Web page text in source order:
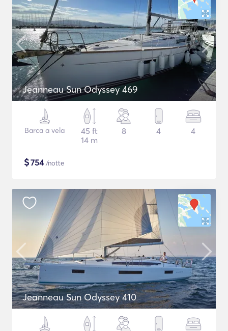
Jeanneau Sun Odyssey 469
Barca a vela
45 ft
14 m
8 4 4
$754/notte
Jeanneau Sun Odyssey 410